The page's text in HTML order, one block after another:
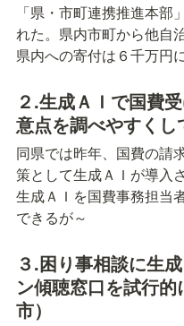
「県・市町連携推進本部
れた。県内市町から他自
県内への寄付は６千万円
２.生成ＡＩで国費
意点を調べやすくし
同県では昨年、国費の請
策として生成ＡＩが導入さ
生成ＡＩを国費事務担当
できるが～
３.困り事相談に生
ン傾聴窓口を試行
市）